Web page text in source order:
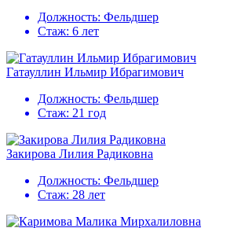
Должность: Фельдшер
Стаж: 6 лет
Гатауллин Ильмир Ибрагимович
Должность: Фельдшер
Стаж: 21 год
Закирова Лилия Радиковна
Должность: Фельдшер
Стаж: 28 лет